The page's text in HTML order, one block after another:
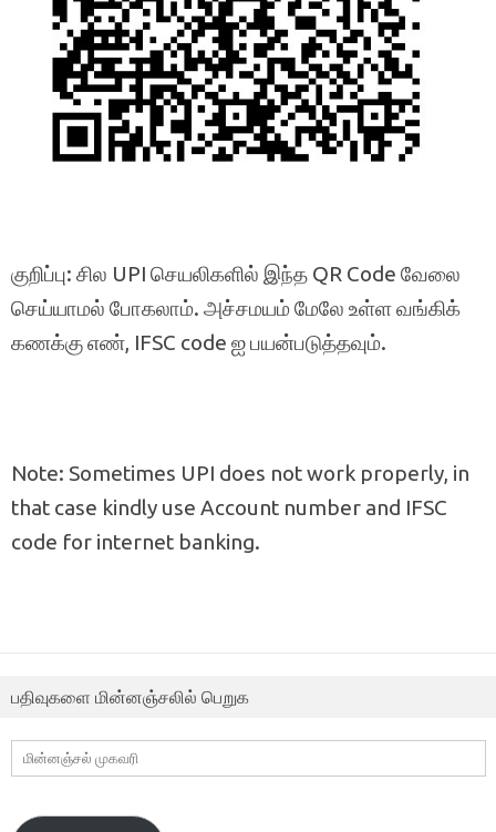
குறிப்பு: சில UPI செயலிகளில் இந்த QR Code வேலை
செய்யாமல் போகலாம். அச்சமயம் மேலே உள்ள வங்கிக்
கணக்கு எண், IFSC code ஐ பயன்படுத்தவும்.
Note: Sometimes UPI does not work properly, in
that case kindly use Account number and IFSC
code for internet banking.
பதிவுகளை மின்னஞ்சலில் பெறுக
மின்னஞ்சல்
முகவரி